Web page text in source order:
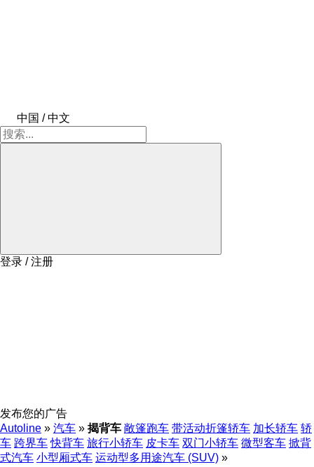
中国 / 中文
登录 / 注册
发布您的广告
Autoline » 汽车 » 揭背车 敞篷跑车 带活动折篷轿车 加长轿车 轿
车 跨界车 快背车 旅行小轿车 皮卡车 双门小轿车 微型客车 掀背
式汽车 小型厢式车 运动型多用途汽车 (SUV) »